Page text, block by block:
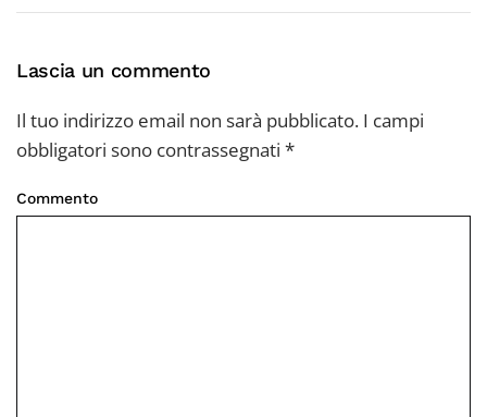
Lascia un commento
Il tuo indirizzo email non sarà pubblicato. I campi
obbligatori sono contrassegnati *
Commento